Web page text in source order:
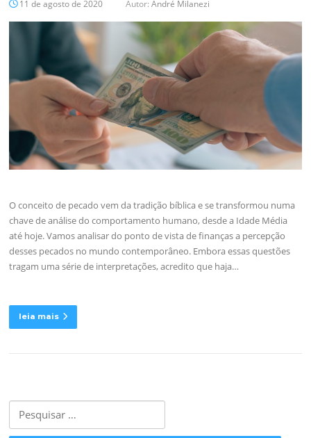
11 de agosto de 2020 Autor:André Milanezi
O conceito de pecado vem da tradição bíblica e se transformou numa
chave de análise do comportamento humano, desde a Idade Média
até hoje. Vamos analisar do ponto de vista de finanças a percepção
desses pecados no mundo contemporâneo. Embora essas questões
tragam uma série de interpretações, acredito que haja…
leia mais
por: